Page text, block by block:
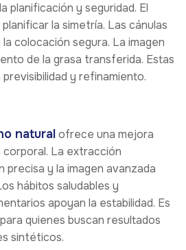
planificación y seguridad. El
la simetría. Las cánulas
colocación segura. La imagen
de la grasa transferida. Estas
y refinamiento.
naturalofrece una mejora
La extracción
precisa y la imagen avanzada
hábitos saludables y
apoyan la estabilidad. Es
quienes buscan resultados
sintéticos.